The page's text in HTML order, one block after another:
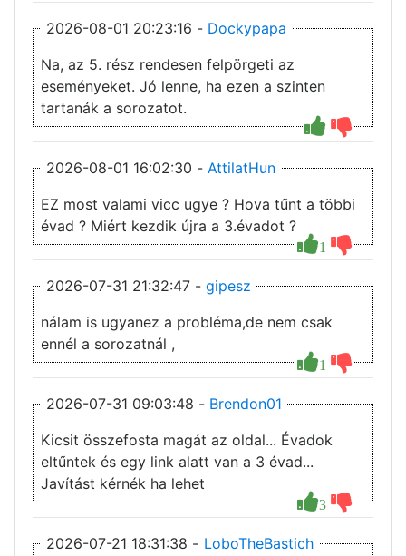
2026-08-01 20:23:16 - Dockypapa
Na, az 5. rész rendesen felpörgeti az
eseményeket. Jó lenne, ha ezen a szinten
tartanák a sorozatot.
2026-08-01 16:02:30 - AttilatHun
1
EZ most valami vicc ugye ? Hova tűnt a többi
évad ? Miért kezdik újra a 3.évadot ?
2026-07-31 21:32:47 - gipesz
1
nálam is ugyanez a probléma,de nem csak
ennél a sorozatnál ,
2026-07-31 09:03:48 - Brendon01
3
Kicsit összefosta magát az oldal... Évadok
eltűntek és egy link alatt van a 3 évad...
Javítást kérnék ha lehet
2026-07-21 18:31:38 - LoboTheBastich